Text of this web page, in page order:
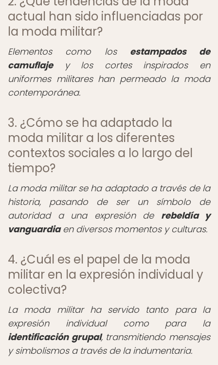
actual han sido influenciadas por
la moda militar?
Elementos como los estampados de
camuflajey los cortes inspirados en
uniformes militares han permeado la moda
contemporánea.
3. ¿Cómo se ha adaptado la
moda militar a los diferentes
contextos sociales a lo largo del
tiempo?
La moda militar se ha adaptado a través de la
historia, pasando de ser un símbolo de
autoridad a una expresión de rebeldía y
vanguardiaen diversos momentos y culturas.
4. ¿Cuál es el papel de la moda
militar en la expresión individual y
colectiva?
La moda militar ha servido tanto para la
expresión individual como para la
identificación grupal, transmitiendo mensajes
y simbolismos a través de la indumentaria.